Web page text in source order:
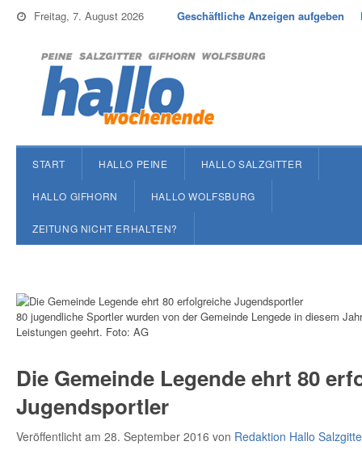
Freitag, 7. August 2026 Geschäftliche Anzeigen aufgeben
START HALLO PEINE HALLO SALZGITTER
HALLO GIFHORN HALLO WOLFSBURG
ZEITUNG NICHT ERHALTEN?
80 jugendliche Sportler wurden von der Gemeinde Lengede in diesem
Leistungen geehrt. Foto: AG
Die Gemeinde Legende ehrt 80
Jugendsportler
Veröffentlicht am 28. September 2016 von Redaktion Hallo